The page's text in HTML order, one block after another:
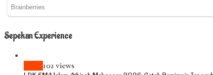
Sepekan Experience
102 views